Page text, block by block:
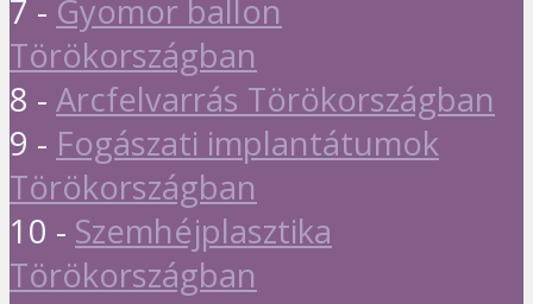
7 - Gyomor ballon
Törökországban
8 - Arcfelvarrás Törökországban
9 - Fogászati implantátumok
Törökországban
10 - Szemhéjplasztika
Törökországban